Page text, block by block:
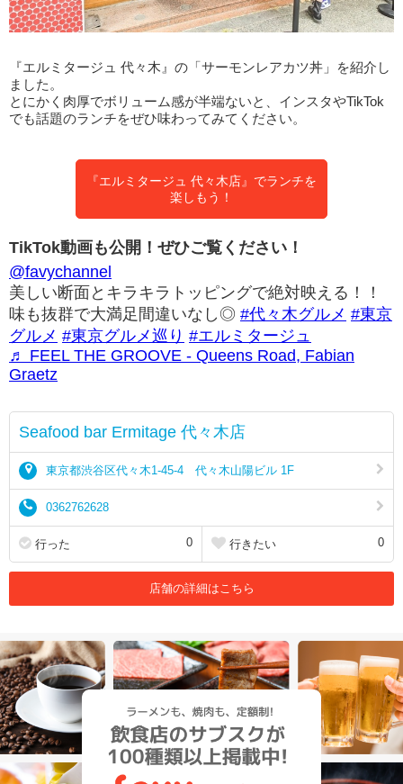
『エルミタージュ 代々木』の「サーモンレアカツ丼」を紹介し
ました。
とにかく肉厚でボリューム感が半端ないと、インスタやTikTok
でも話題のランチをぜひ味わってみてください。
『エルミタージュ 代々木店』でランチを
楽しもう！
TikTok動画も公開！ぜひご覧ください！
@favychannel
美しい断面とキラキラトッピングで絶対映える！！
味も抜群で大満足間違いなし◎ #代々木グルメ #東京
グルメ #東京グルメ巡り #エルミタージュ
♬ FEEL THE GROOVE - Queens Road, Fabian
Graetz
Seafood bar Ermitage 代々木店
東京都渋谷区代々木1-45-4 代々木山陽ビル 1F
0362762628
行った 0 行きたい 0
店舗の詳細はこちら